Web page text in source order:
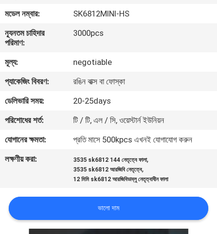
কারখানা
ভ্রমণ
মান
নিয়ন্ত্রণ
যোগাযোগ
করুন
উদ্ধৃতির
আবেদন
মডেল নম্বার:
SK6812MINI-HS
ন্যূনতম চাহিদার
পরিমাণ:
3000pcs
মূল্য:
negotiable
প্যাকেজিং বিবরণ:
রঙিন বাক্স বা ফোস্কা
ডেলিভারি সময়:
20-25days
পরিশোধের শর্ত:
টি / টি, এল / সি, ওয়েস্টার্ন ইউনিয়ন
যোগানের ক্ষমতা:
প্রতি মাসে 500kpcs এখনই যোগাযোগ করুন
লক্ষণীয় করা:
3535 sk6812 144 নেতৃত্বে ফালা,
3535 sk6812 আরজিবি নেতৃত্বে,
12 মিমি sk6812 আরজিবিডাব্লু নেতৃত্বাধীন ফালা
ভালো দাম